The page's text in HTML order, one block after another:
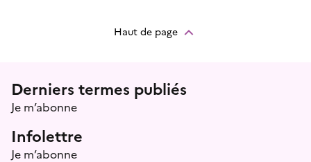
Haut de page
Menu prefooter
Derniers termes publiés
Je m’abonne
Infolettre
Je m’abonne